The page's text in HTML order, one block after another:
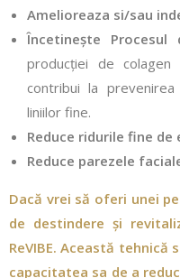
Amelioreaza si/sau
Încetinește Procesul
producției de
contribui la
liniilor fine.
Reduce ridurile fine de
Reduce parezele
Dacă vrei să oferi unei
de destindere și
ReVIBE. Această
capacitatea sa de a